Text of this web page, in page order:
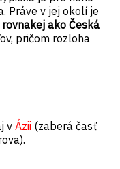
Práve v jej okolí je
rovnakej ako Česká
pričom rozloha
vÁzii (zaberá časť